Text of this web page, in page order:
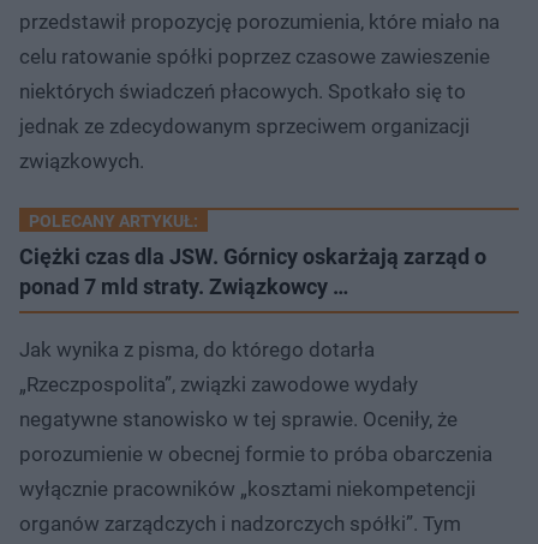
przedstawił propozycję porozumienia, które miało na
celu ratowanie spółki poprzez czasowe zawieszenie
niektórych świadczeń płacowych. Spotkało się to
jednak ze zdecydowanym sprzeciwem organizacji
związkowych.
POLECANY ARTYKUŁ:
Ciężki czas dla JSW. Górnicy oskarżają zarząd o
ponad 7 mld straty. Związkowcy …
Jak wynika z pisma, do którego dotarła
„Rzeczpospolita”, związki zawodowe wydały
negatywne stanowisko w tej sprawie. Oceniły, że
porozumienie w obecnej formie to próba obarczenia
wyłącznie pracowników „kosztami niekompetencji
organów zarządczych i nadzorczych spółki”. Tym